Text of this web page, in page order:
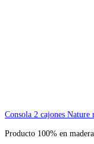
Consola 2 cajones Nature
Producto 100% en